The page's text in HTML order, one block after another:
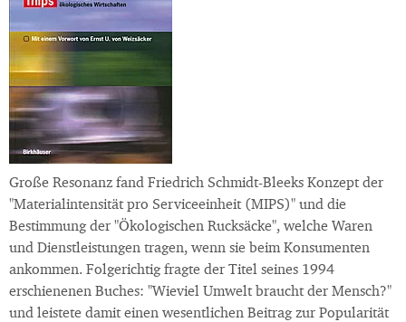
Große Resonanz fand Friedrich Schmidt-Bleeks Konzept der
"Materialintensität pro Serviceeinheit (MIPS)" und die
Bestimmung der "Ökologischen Rucksäcke", welche Waren
und Dienstleistungen tragen, wenn sie beim Konsumenten
ankommen. Folgerichtig fragte der Titel seines 1994
erschienenen Buches: "Wieviel Umwelt braucht der Mensch?"
und leistete damit einen wesentlichen Beitrag zur Popularität